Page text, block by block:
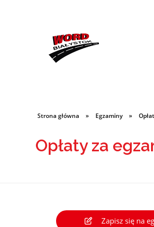
Strona główna » Egzaminy »
Opłaty za
Zapisz się na